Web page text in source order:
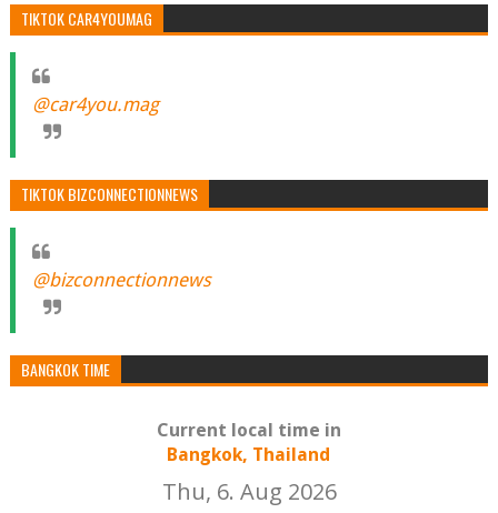
TIKTOK CAR4YOUMAG
@car4you.mag
TIKTOK BIZCONNECTIONNEWS
@bizconnectionnews
BANGKOK TIME
Current local time in
Bangkok, Thailand